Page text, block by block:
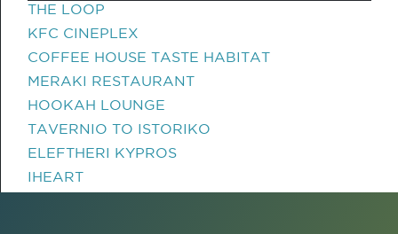
THE LOOP
KFC CINEPLEX
COFFEE HOUSE TASTE HABITAT
MERAKI RESTAURANT
HOOKAH LOUNGE
TAVERNIO TO ISTORIKO
ELEFTHERI KYPROS
IHEART